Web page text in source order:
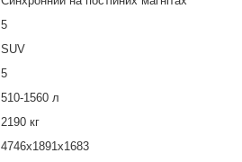
5
SUV
5
510-1560 л
2190 кг
4746x1891x1683